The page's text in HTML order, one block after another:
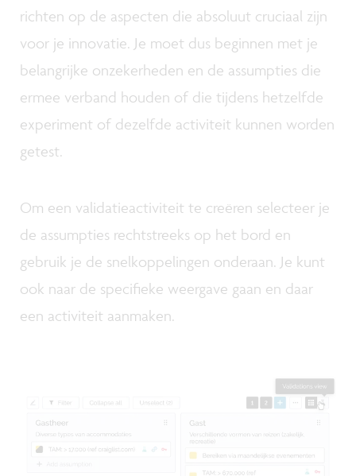
richten op de aspecten die absoluut cruciaal zijn
voor je innovatie. Je moet dus beginnen met je
belangrijke onzekerheden en de assumpties die
ermee verband houden of die tijdens hetzelfde
experiment of dezelfde activiteit kunnen worden
getest.
Om een validatieactiviteit te creëren selecteer je
de assumpties rechtstreeks op het bord en
gebruik je de snelkoppelingen onderaan. Je kunt
ook naar de specifieke weergave gaan en daar
een activiteit aanmaken.